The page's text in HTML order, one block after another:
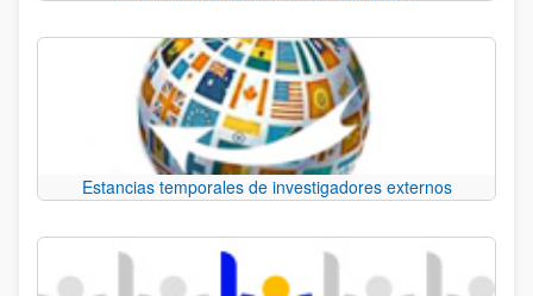
Estancias temporales de investigadores externos